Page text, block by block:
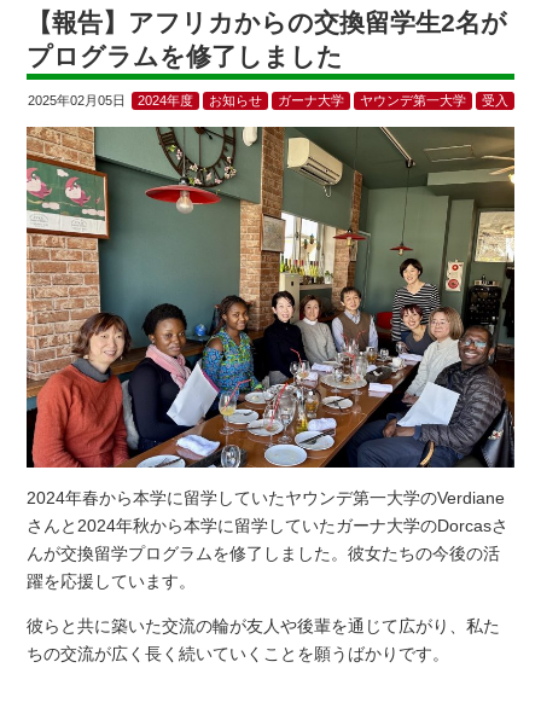
【報告】アフリカからの交換留学生2名が
プログラムを修了しました
2025年02月05日 2024年度 お知らせ ガーナ大学 ヤウンデ第一大学 受入
2024年春から本学に留学していたヤウンデ第一大学のVerdiane
さんと2024年秋から本学に留学していたガーナ大学のDorcasさ
んが交換留学プログラムを修了しました。彼女たちの今後の活
躍を応援しています。
彼らと共に築いた交流の輪が友人や後輩を通じて広がり、私た
ちの交流が広く長く続いていくことを願うばかりです。